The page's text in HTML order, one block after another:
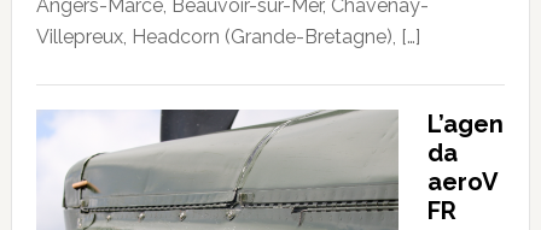
Angers-Marcé, Beauvoir-sur-Mer, Chavenay-
Villepreux, Headcorn (Grande-Bretagne), […]
L’agen
da
aeroV
FR